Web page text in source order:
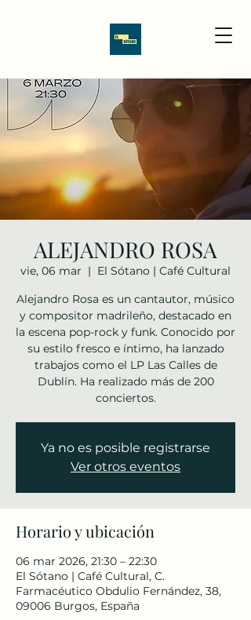
ALEJANDRO ROSA
vie, 06 mar
  |
El Sótano | Café Cultural
Alejandro Rosa es un cantautor, músico
y compositor madrileño, destacado en
la escena pop-rock y funk. Conocido por
su estilo fresco e íntimo, ha lanzado
trabajos como el LP Las Calles de
Dublín. Ha realizado más de 200
conciertos.
Ya no es posible registrarse
Ver otros eventos
Horario y ubicación
06 mar 2026, 21:30 – 22:30
El Sótano | Café Cultural, C.
Farmacéutico Obdulio Fernández, 38,
09006 Burgos, España